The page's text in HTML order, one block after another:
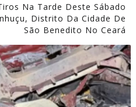
Na Tarde Deste Sábado
Distrito Da Cidade De
São Benedito No Ceará